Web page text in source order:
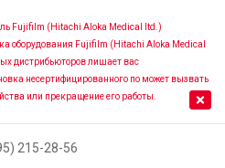
Fujifilm (Hitachi Aloka Medical ltd.)
оборудования Fujifilm (Hitachi Aloka Medical
дистрибьюторов лишает вас
несертифицированного по может вызвать
или прекращение его работы.
215-28-56